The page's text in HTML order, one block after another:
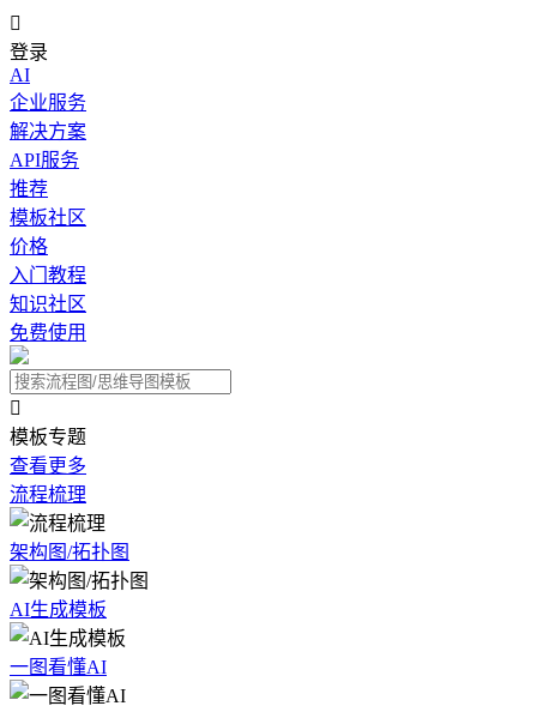

登录
AI
企业服务
解决方案
API服务
推荐
模板社区
价格
入门教程
知识社区
免费使用

模板专题
查看更多
流程梳理
架构图/拓扑图
AI生成模板
一图看懂AI